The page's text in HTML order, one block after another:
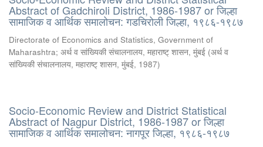
Abstract of Gadchiroli District, 1986-1987 or जिल्हा
सामाजिक व आर्थिक समालोचन: गडचिरोली जिल्हा, १९८६-१९८७
Directorate of Economics and Statistics, Government of
Maharashtra; अर्थ व सांख्यिकी संचालनालय, महाराष्ट् शासन, मुंबई (अर्थ व
सांख्यिकी संचालनालय, महाराष्ट् शासन, मुंबई, 1987)
Socio-Economic Review and District Statistical
Abstract of Nagpur District, 1986-1987 or जिल्हा
सामाजिक व आर्थिक समालोचन: नागपूर जिल्हा, १९८६-१९८७